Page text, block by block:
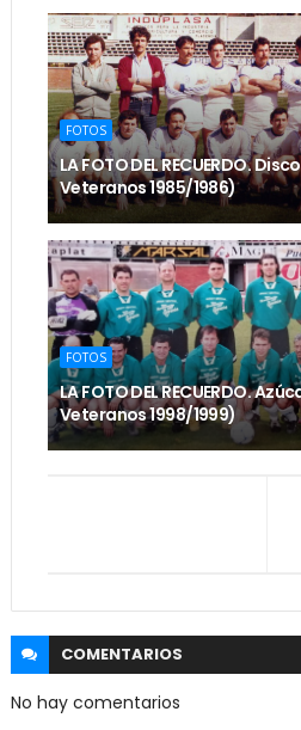
FOTOS
LA FOTO DEL RECUERDO.
Veteranos 1985/1986)
FOTOS
LA FOTO DEL RECUERDO.
Veteranos 1998/1999)
COMENTARIOS
No hay comentarios